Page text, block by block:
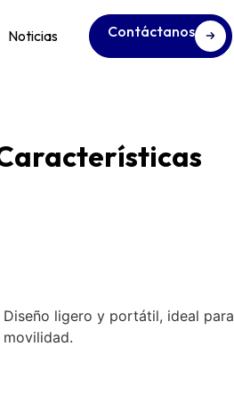
Noticias Contáctanos
Diseño ligero y portátil, ideal para
movilidad.